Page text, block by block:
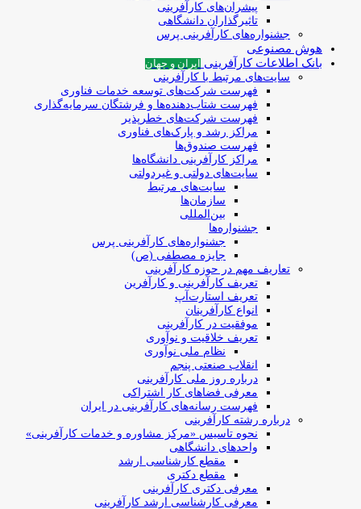
پیشران‌های کارآفرینی
تاثیرگذاران دانشگاهی
جشنواره‌های کارآفرینی‌ پرس
هوش مصنوعی
بانک اطلاعات کارآفرینی
ایران و جهان
سایت‌های مرتبط با کارآفرینی
فهرست شرکت‌های‌‌ توسعه‌ خدمات فناوری
فهرست شتاب‌دهنده‌ها‌ و فرشتگان‌ سرمایه‌گذاری
فهرست شرکت‌های خطرپذیر
مراکز رشد و پارک‌های فناوری
فهرست صندوق‌ها
مراکز کارآفرینی دانشگاه‌ها
سایت‌های دولتی و غیردولتی
سایت‌های مرتبط
سازمان‌ها
بین‌المللی
جشنواره‌ها
جشنواره‌های کارآفرینی‌ پرس
جایزه مصطفی (ص)
تعاریف مهم در حوزه کارآفرینی
تعریف کارآفرینی و کارآفرین
تعریف استارت‌آپ
انواع کارآفرینان
موفقیت در کارآفرینی
تعریف خلاقیت و نوآوری
نظام ملی نوآوری
انقلاب صنعتی پنجم
درباره روز ملی کارآفرینی
معرفی فضاهای کار اشتراکی
فهرست رسانه‌های کارآفرینی در ایران
درباره رشته کارآفرینی
نحوه تاسیس «مرکز مشاوره و خدمات کارآفرینی»
واحدهای دانشگاهی
مقطع کارشناسی ارشد
مقطع دکتری
معرفی دکتری کارآفرینی
معرفی کارشناسی ارشد کارآفرینی